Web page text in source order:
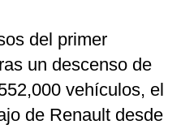
del primer
un descenso de
vehículos, el
de Renault desde